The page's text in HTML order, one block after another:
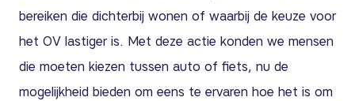
bereiken die dichterbij wonen of waarbij de keuze voor
het OV lastiger is. Met deze actie konden we mensen
die moeten kiezen tussen auto of fiets, nu de
mogelijkheid bieden om eens te ervaren hoe het is om